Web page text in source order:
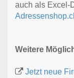
auch als Excel-
Weitere
Jetzt neue